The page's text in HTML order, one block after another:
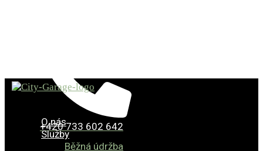
+420 733 602 642
O nás
Služby
Běžná údržba